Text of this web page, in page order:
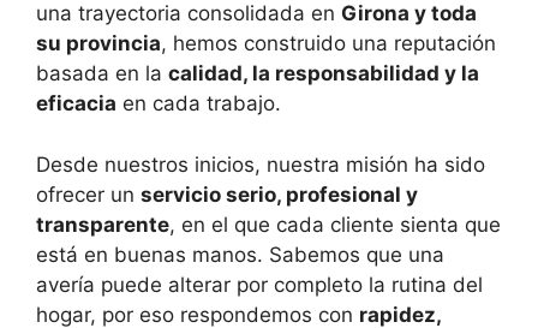
una trayectoria consolidada en Girona y toda
su provincia, hemos construido una reputación
basada en la calidad, la responsabilidad y la
eficacia en cada trabajo.
Desde nuestros inicios, nuestra misión ha sido
ofrecer un servicio serio, profesional y
transparente, en el que cada cliente sienta que
está en buenas manos. Sabemos que una
avería puede alterar por completo la rutina del
hogar, por eso respondemos con rapidez,